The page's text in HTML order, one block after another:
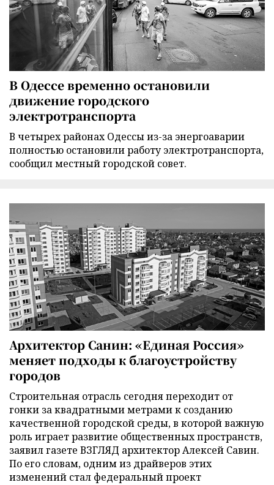
В Одессе временно остановили
движение городского
электротранспорта
В четырех районах Одессы из-за энергоаварии
полностью остановили работу электротранспорта,
сообщил местный городской совет.
Архитектор Санин: «Единая Россия»
меняет подходы к благоустройству
городов
Строительная отрасль сегодня переходит от
гонки за квадратными метрами к созданию
качественной городской среды, в которой важную
роль играет развитие общественных пространств,
заявил газете ВЗГЛЯД архитектор Алексей Савин.
По его словам, одним из драйверов этих
изменений стал федеральный проект